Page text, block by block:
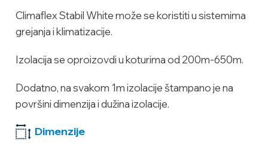
Climaflex Stabil White može se koristiti u sistemima
grejanja i klimatizacije.
Izolacija se oproizovdi u koturima od 200m-650m.
Dodatno, na svakom 1m izolacije štampano je na
površini dimenzija i dužina izolacije.
Dimenzije